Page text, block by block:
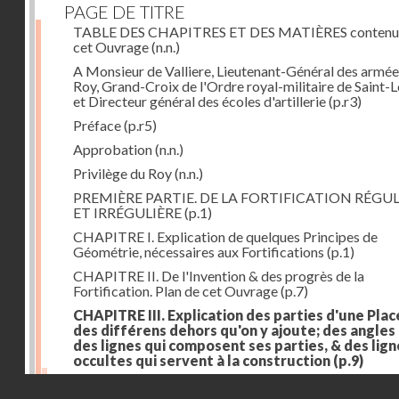
PAGE DE TITRE
TABLE DES CHAPITRES ET DES MATIÈRES
cet Ouvrage(n.n.)
A Monsieur de Valliere, Lieutenant-Général des
Roy, Grand-Croix de l'Ordre royal-militaire de Saint-
et Directeur général des écoles d'artillerie(p.r3)
Préface(p.r5)
Approbation(n.n.)
Privilège du Roy(n.n.)
PREMIÈRE PARTIE. DE LA FORTIFICATION
ET IRRÉGULIÈRE(p.1)
CHAPITRE I. Explication de quelques Principes de
Géométrie, nécessaires aux Fortifications (p.1)
CHAPITRE II. De l'Invention & des progrès de la
Fortification. Plan de cet Ouvrage(p.7)
CHAPITRE III. Explication des parties d'une
des différens dehors qu'on y ajoute; des angles
des lignes qui composent ses parties, & des
occultes qui servent à la construction (p.9)
Des lignes & des angles qui composent les parties